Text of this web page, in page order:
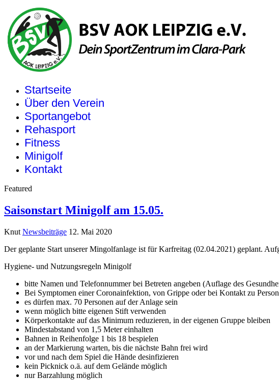
Startseite
Über den Verein
Sportangebot
Rehasport
Fitness
Minigolf
Kontakt
Featured
Saisonstart Minigolf am 15.05.
Knut Newsbeiträge 12. Mai 2020
Der geplante Start unserer Mingolfanlage ist für Karfreitag (02.04.2021) geplant.
Hygiene- und Nutzungsregeln Minigolf
bitte Namen und Telefonnummer bei Betreten angeben (Auflage des
Bei Symptomen einer Coronainfektion, von Grippe oder bei Kontakt zu
es dürfen max. 70 Personen auf der Anlage sein
wenn möglich bitte eigenen Stift verwenden
Körperkontakte auf das Minimum reduzieren, in der eigenen Gruppe bleiben
Mindestabstand von 1,5 Meter einhalten
Bahnen in Reihenfolge 1 bis 18 bespielen
an der Markierung warten, bis die nächste Bahn frei wird
vor und nach dem Spiel die Hände desinfizieren
kein Picknick o.ä. auf dem Gelände möglich
nur Barzahlung möglich